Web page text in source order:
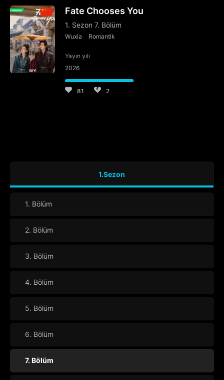
Fate Chooses You
1. Sezon 7. Bölüm
Wuxia Romantik
Yayın yılı
2026
81 2
1.Sezon
1. Bölüm
2. Bölüm
3. Bölüm
4. Bölüm
5. Bölüm
6. Bölüm
7. Bölüm